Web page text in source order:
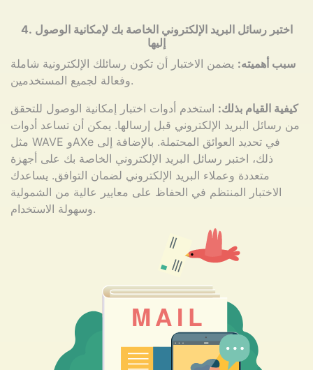
4. اختبر رسائل البريد الإلكتروني الخاصة بك لإمكانية الوصول
إليها
سبب أهميته: يضمن الاختبار أن تكون رسائلك الإلكترونية شاملة
وفعالة لجميع المستخدمين.
كيفية القيام بذلك: استخدم أدوات اختبار إمكانية الوصول للتحقق
من رسائل البريد الإلكتروني قبل إرسالها. يمكن أن تساعد أدوات
مثل WAVE وAXe في تحديد العوائق المحتملة. بالإضافة إلى
ذلك، اختبر رسائل البريد الإلكتروني الخاصة بك على أجهزة
متعددة وعملاء البريد الإلكتروني لضمان التوافق. يساعدك
الاختبار المنتظم في الحفاظ على معايير عالية من الشمولية
وسهولة الاستخدام.